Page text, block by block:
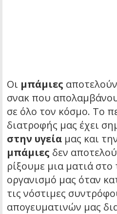
Οι μπάμιες
σνακ που
σε όλο τον κόσμο. Το
διατροφής μας έχει
στην υγεία μας και
μπάμιες δεν
ρίξουμε μια ματιά στο
οργανισμό μας όταν
τις νόστιμες
απογευματινών μας